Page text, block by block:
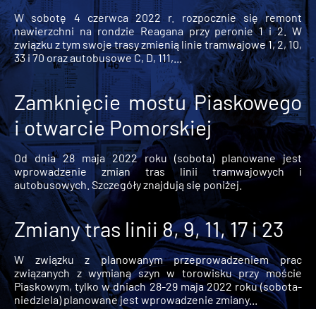
W sobotę 4 czerwca 2022 r. rozpocznie się remont
nawierzchni na rondzie Reagana przy peronie 1 i 2. W
związku z tym swoje trasy zmienią linie tramwajowe 1, 2, 10,
33 i 70 oraz autobusowe C, D, 111,...
Zamknięcie mostu Piaskowego
i otwarcie Pomorskiej
Od dnia 28 maja 2022 roku (sobota) planowane jest
wprowadzenie zmian tras linii tramwajowych i
autobusowych. Szczegóły znajdują się poniżej.
Zmiany tras linii 8, 9, 11, 17 i 23
W związku z planowanym przeprowadzeniem prac
związanych z wymianą szyn w torowisku przy moście
Piaskowym, tylko w dniach 28-29 maja 2022 roku (sobota-
niedziela) planowane jest wprowadzenie zmiany...